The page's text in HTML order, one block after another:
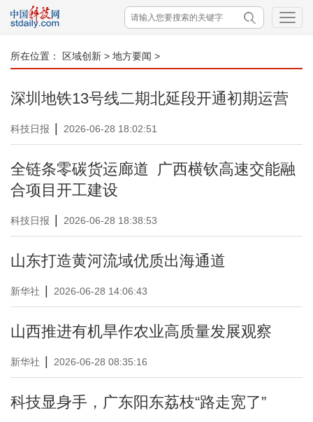
所在位置： 区域创新 > 地方要闻 >
深圳地铁13号线二期北延段开通初期运营
科技日报 2026-06-28 18:02:51
全链条零碳货运廊道 广西横钦高速交能融
合项目开工建设
科技日报 2026-06-28 18:38:53
山东打造黄河流域优质出海通道
新华社 2026-06-28 14:06:43
山西推进有机旱作农业高质量发展观察
新华社 2026-06-28 08:35:16
科技显身手，广东阳东荔枝“路走宽了”